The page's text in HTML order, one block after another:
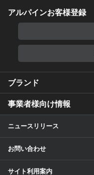
アルパインお客様登録
ブランド
事業者様向け情報
ニュースリリース
お問い合わせ
サイト利用案内